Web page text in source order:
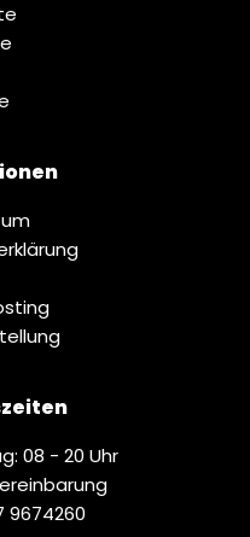
08 - 20 Uhr
9674260